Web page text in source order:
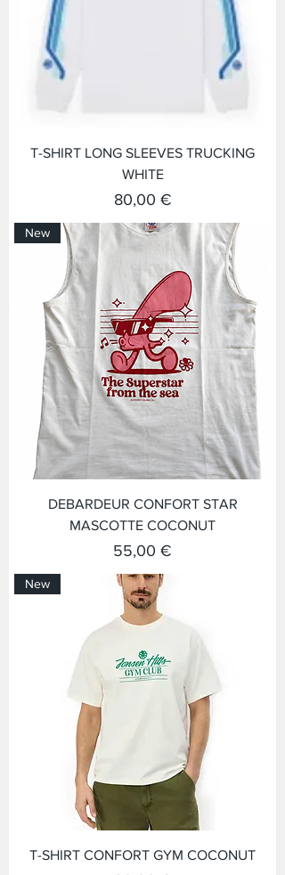
T-SHIRT LONG SLEEVES TRUCKING
WHITE
Prix
80,00 €
New
DEBARDEUR CONFORT STAR
MASCOTTE COCONUT
Prix
55,00 €
New
T-SHIRT CONFORT GYM COCONUT